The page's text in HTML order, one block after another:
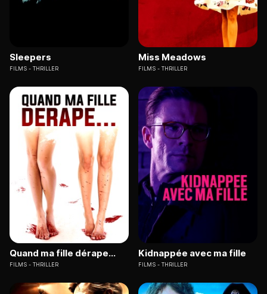
Sleepers
FILMS THRILLER
Miss Meadows
FILMS THRILLER
Quand ma fille dérape...
FILMS THRILLER
Kidnappée avec ma fille
FILMS THRILLER